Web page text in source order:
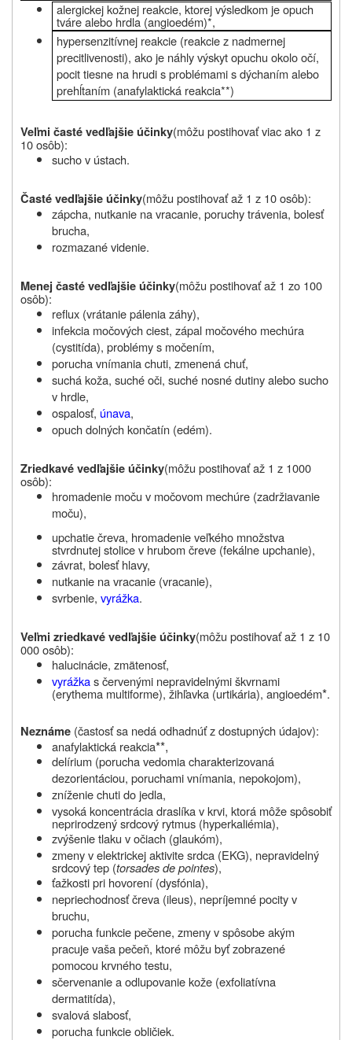
alergickej kožnej reakcie, ktorej výsledkom je opuch
tváre alebo hrdla (angioedém)*,
hypersenzitívnej reakcie (reakcie z nadmernej
precitlivenosti), ako je náhly výskyt opuchu okolo očí,
pocit tiesne na hrudi s problémami s dýchaním alebo
prehĺtaním (anafylaktická reakcia**)
Veľmi časté vedľajšie účinky(môžu postihovať viac ako 1 z
10 osôb):
sucho v ústach.
Časté vedľajšie účinky(môžu postihovať až 1 z 10 osôb):
zápcha, nutkanie na vracanie, poruchy trávenia, bolesť
brucha,
rozmazané videnie.
Menej časté vedľajšie účinky(môžu postihovať až 1 zo 100
osôb):
reflux (vrátanie pálenia záhy),
infekcia močových ciest, zápal močového mechúra
(cystitída), problémy s močením,
porucha vnímania chuti, zmenená chuť,
suchá koža, suché oči, suché nosné dutiny alebo sucho
v hrdle,
ospalosť, únava,
opuch dolných končatín (edém).
Zriedkavé vedľajšie účinky(môžu postihovať až 1 z 1000
osôb):
hromadenie moču v močovom mechúre (zadržiavanie
moču),
upchatie čreva, hromadenie veľkého množstva
stvrdnutej stolice v hrubom čreve (fekálne upchanie),
závrat, bolesť hlavy,
nutkanie na vracanie (vracanie),
svrbenie, vyrážka.
Veľmi zriedkavé vedľajšie účinky(môžu postihovať až 1 z 10
000 osôb):
halucinácie, zmätenosť,
vyrážkas červenými nepravidelnými škvrnami
(erythema multiforme), žihľavka (urtikária), angioedém*.
Neznáme (častosť sa nedá odhadnúť z dostupných údajov):
anafylaktická reakcia**,
delírium (porucha vedomia charakterizovaná
dezorientáciou, poruchami vnímania, nepokojom),
zníženie chuti do jedla,
vysoká koncentrácia draslíka v krvi, ktorá môže spôsobiť
neprirodzený srdcový rytmus (hyperkaliémia),
zvýšenie tlaku v očiach (glaukóm),
zmeny v elektrickej aktivite srdca (EKG), nepravidelný
srdcový tep (torsades de pointes),
ťažkosti pri hovorení (dysfónia),
nepriechodnosť čreva (ileus), nepríjemné pocity v
bruchu,
porucha funkcie pečene, zmeny v spôsobe akým
pracuje vaša pečeň, ktoré môžu byť zobrazené
pomocou krvného testu,
sčervenanie a odlupovanie kože (exfoliatívna
dermatitída),
svalová slabosť,
porucha funkcie obličiek.